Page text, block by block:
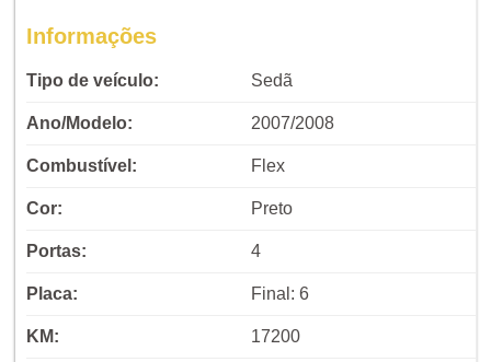
Informações
Tipo de veículo: Sedã
Ano/Modelo: 2007/2008
Combustível: Flex
Cor: Preto
Portas: 4
Placa: Final: 6
KM: 17200